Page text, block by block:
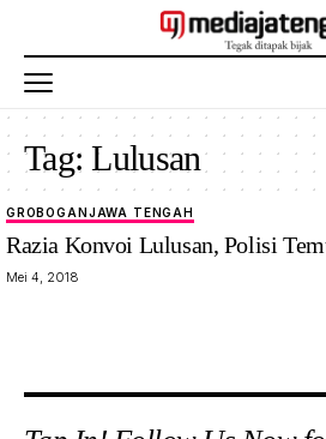
Tag:Lulusan
GROBOGANJAWA TENGAH
Razia Konvoi Lulusan, Polisi
Mei 4, 2018